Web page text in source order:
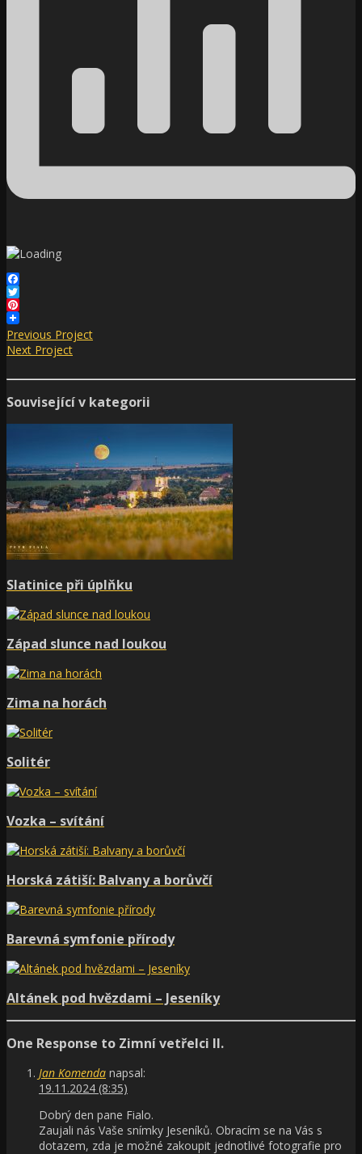
Facebook
Twitter
Pinterest
Previous Project
Next Project
Související v kategorii
Slatinice při úplňku
Západ slunce nad loukou
Zima na horách
Solitér
Vozka – svítání
Horská zátiší: Balvany a borůvčí
Barevná symfonie přírody
Altánek pod hvězdami – Jeseníky
One Response to Zimní vetřelci II.
Jan Komenda napsal:
19.11.2024 (8:35)
Dobrý den pane Fialo.
Zaujali nás Vaše snímky Jeseníků. Obracím se na Vás s
dotazem, zda je možné zakoupit jednotlivé fotografie pro